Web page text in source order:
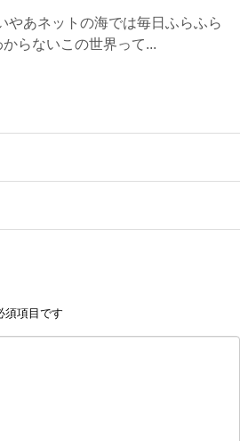
やあネットの海では毎日ふらふら
らないこの世界って...
須項目です